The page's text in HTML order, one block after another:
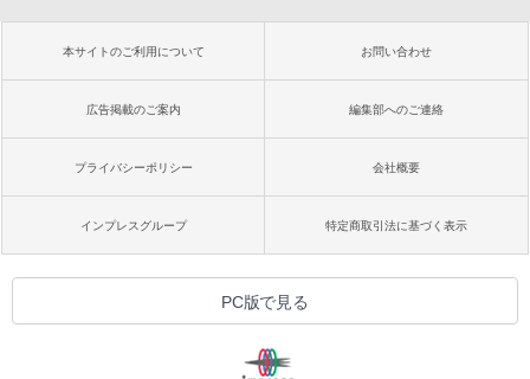
本サイトのご利用について お問い合わせ
広告掲載のご案内 編集部へのご連絡
プライバシーポリシー 会社概要
インプレスグループ 特定商取引法に基づく表示
PC版で見る